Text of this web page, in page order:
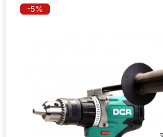
-5%